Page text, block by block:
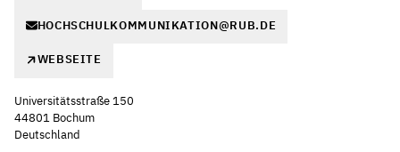
HOCHSCHULKOMMUNIKATION@RUB.DE
WEBSEITE
Universitätsstraße 150
44801 Bochum
Deutschland